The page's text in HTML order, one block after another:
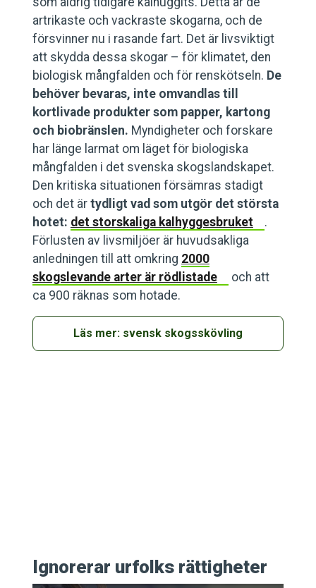
artrikaste och vackraste skogarna, och de
försvinner nu i rasande fart. Det är livsviktigt
att skydda dessa skogar – för klimatet, den
biologisk mångfalden och för renskötseln. De
behöver bevaras, inte omvandlas till
kortlivade produkter som papper, kartong
och biobränslen. Myndigheter och forskare
har länge larmat om läget för biologiska
mångfalden i det svenska skogslandskapet.
Den kritiska situationen försämras stadigt
och det ärtydligt vad som utgör det största
hotet: det storskaliga kalhyggesbruket
.
Förlusten av livsmiljöer är huvudsakliga
anledningen till att omkring 2000
skogslevande arter är rödlistade
och att
ca 900 räknas som hotade.
Läs mer: svensk skogsskövling
Ignorerar urfolks rättigheter